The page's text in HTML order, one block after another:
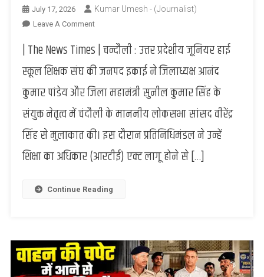
July 17, 2026 Kumar Umesh - (Journalist)
Leave A CommentOn
अनिवार्यता
से
मुक्ति
के
लिए
शिक्षक
संघ
सांसद
सिंह
| The News Times | चन्दौली : उत्तर प्रदेशीय जूनियर हाई
स्कूल शिक्षक संघ की जनपद इकाई ने जिलाध्यक्ष आनंद
कुमार पांडेय और जिला महामंत्री सुनील कुमार सिंह के
संयुक्त नेतृत्व में चंदौली के माननीय लोकसभा सांसद वीरेंद्र
सिंह से मुलाकात की। इस दौरान प्रतिनिधिमंडल ने उन्हें
शिक्षा का अधिकार (आरटीई) एक्ट लागू होने से […]
Continue Reading